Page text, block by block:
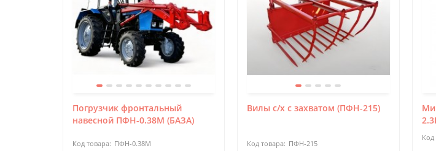
Погрузчик фронтальный
навесной ПФН-0.38М (БАЗА)
ПФН-0.38М
Вилы с/х с захватом (ПФН-215)
ПФН-215